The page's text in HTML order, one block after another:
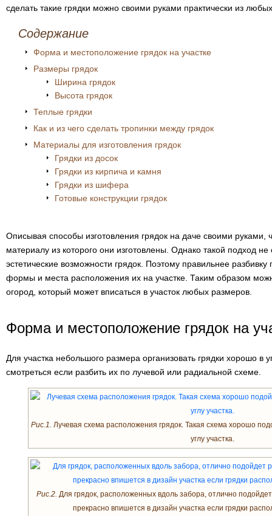
сделать такие грядки можно своими руками практически из
Содержание
Форма и местоположение грядок на участке
Размеры грядок
Ширина грядок
Высота грядок
Теплые грядки
Как и из чего сделать тропинки между грядок
Материалы для изготовления грядок
Грядки из досок
Грядки из кирпича и камня
Грядки из шифера
Готовые конструкции грядок
Описывая способы изготовления грядок на даче своими руками,
материалу из которого они изготовлены. Однако такой подход
эстетические возможности грядок. Поэтому правильнее
формы и места расположения их на участке. Таким образом
огород, который может вписаться в участок любых размеров.
Форма и местоположение грядок на
Для участка небольшого размера организовать грядки хорошо в
смотреться если разбить их по лучевой или радиальной схеме.
Рис.1. Лучевая схема расположения грядок. Такая схема хорошо
углу участка.
Рис.2. Для грядок, расположенных вдоль забора, отлично
прекрасно впишется в дизайн участка если грядки